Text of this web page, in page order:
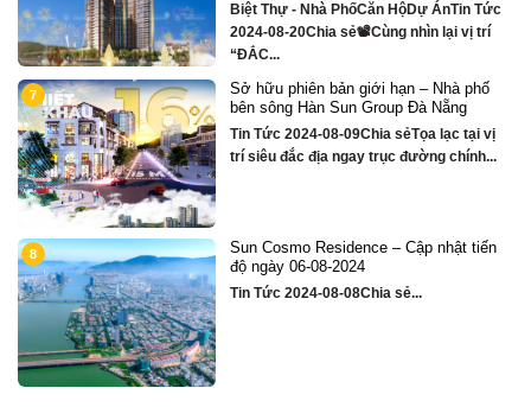
Biệt Thự - Nhà PhốCăn HộDự ÁnTin Tức
2024-08-20Chia sẻ📽Cùng nhìn lại vị trí
“ĐẮC...
7
Sở hữu phiên bản giới hạn – Nhà phố
bên sông Hàn Sun Group Đà Nẵng
Tin Tức 2024-08-09Chia sẻTọa lạc tại vị
trí siêu đắc địa ngay trục đường chính...
8
Sun Cosmo Residence – Cập nhật tiến
độ ngày 06-08-2024
Tin Tức 2024-08-08Chia sẻ...